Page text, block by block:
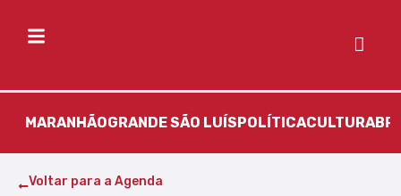
MARANHÃOGRANDE SÃO LUÍSPOLÍTICACULTURA
Voltar para a Agenda